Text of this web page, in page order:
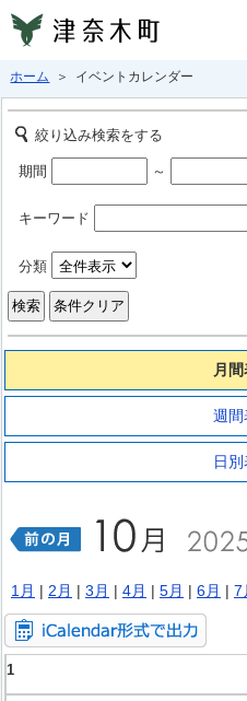
ホーム ＞ イベントカレンダー
絞り込み検索をする
期間 ～
キーワード
分類
月
週間
日
1月 | 2月 | 3月 | 4月 | 5月 | 6月 | 7
1